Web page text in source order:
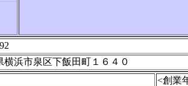
横浜市泉区下飯田町１６４０
<創業